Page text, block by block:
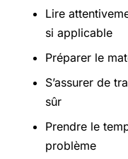
Lire
si applicable
Préparer le
S’assurer de
sûr
Prendre le
problème